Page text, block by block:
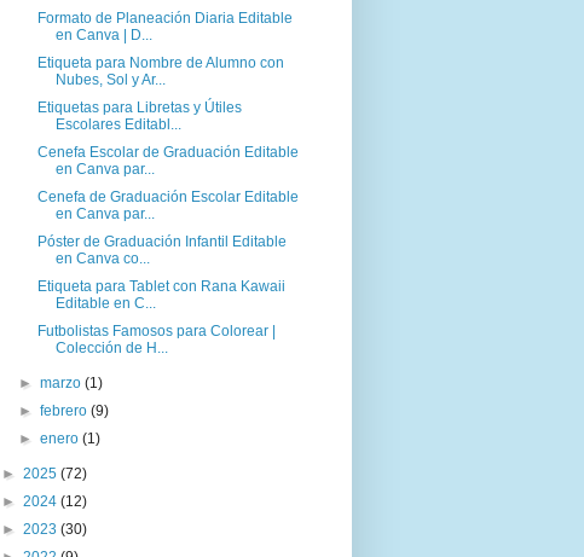
Formato de Planeación Diaria Editable
en Canva | D...
Etiqueta para Nombre de Alumno con
Nubes, Sol y Ar...
Etiquetas para Libretas y Útiles
Escolares Editabl...
Cenefa Escolar de Graduación Editable
en Canva par...
Cenefa de Graduación Escolar Editable
en Canva par...
Póster de Graduación Infantil Editable
en Canva co...
Etiqueta para Tablet con Rana Kawaii
Editable en C...
Futbolistas Famosos para Colorear |
Colección de H...
►marzo(1)
►febrero(9)
►enero(1)
► 2025 (72)
► 2024 (12)
► 2023 (30)